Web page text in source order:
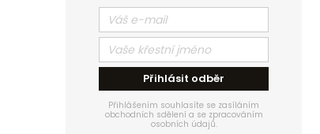
Přihlásit odběr
Přihlášením souhlasíte se zasíláním
obchodních sdělení a se zpracováním
osobních údajů.